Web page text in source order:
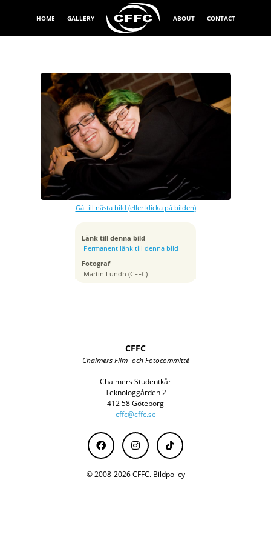
HOME GALLERY ABOUT CONTACT
Gå till nästa bild (eller klicka på bilden)
Länk till denna bild
Permanent länk till denna bild
Fotograf
Martin Lundh (CFFC)
Exponeringstid
1/30 sek
Bländare
Canon EOS 5D
Tagen
ISO
800
Brännvidd
35 mm
CFFC
Chalmers Film- och Fotocommitté
Chalmers Studentkår
Teknologgården 2
412 58 Göteborg
cffc@cffc.se
© 2008-2026 CFFC. Bildpolicy